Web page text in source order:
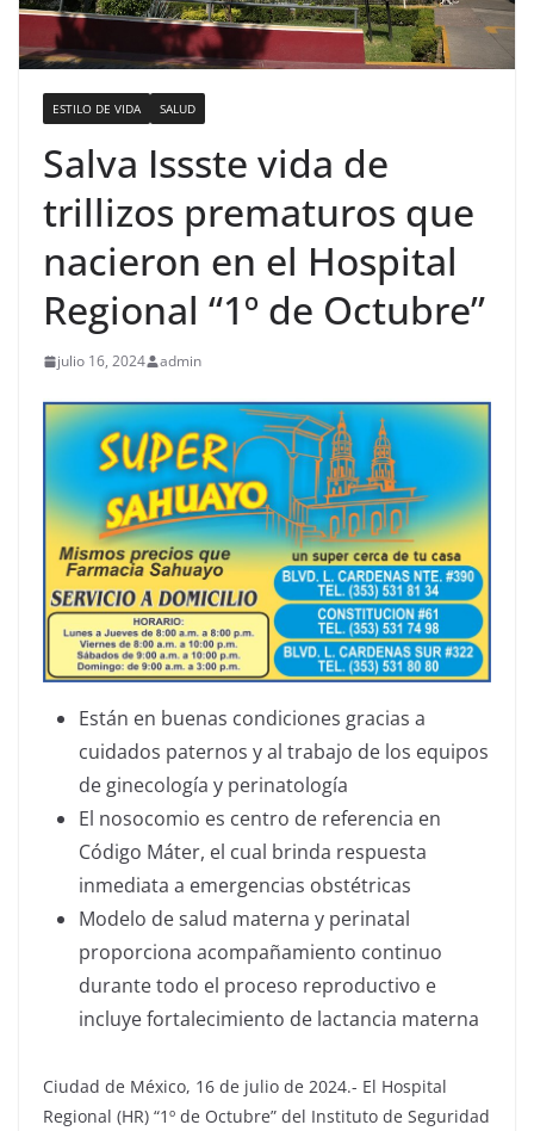
ESTILO DE VIDA SALUD
Salva Issste vida de
trillizos prematuros que
nacieron en el Hospital
Regional “1º de Octubre”
julio 16, 2024 admin
Están en buenas condiciones gracias a
cuidados paternos y al trabajo de los equipos
de ginecología y perinatología
El nosocomio es centro de referencia en
Código Máter, el cual brinda respuesta
inmediata a emergencias obstétricas
Modelo de salud materna y perinatal
proporciona acompañamiento continuo
durante todo el proceso reproductivo e
incluye fortalecimiento de lactancia materna
Ciudad de México, 16 de julio de 2024.- El Hospital
Regional (HR) “1º de Octubre” del Instituto de Seguridad